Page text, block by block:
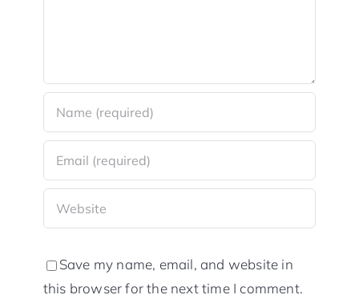
Save my name, email, and website in
this browser for the next time I comment.